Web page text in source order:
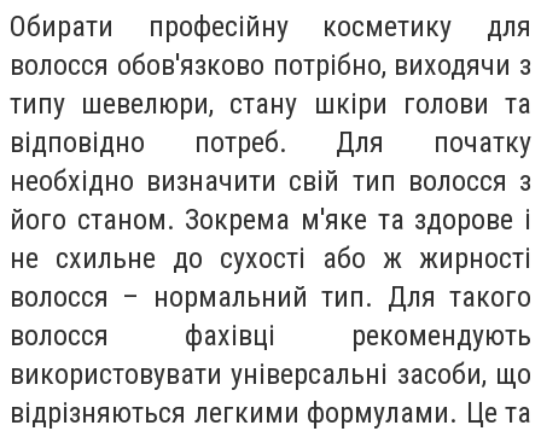
Обирати професійну косметику для
волосся обов'язково потрібно, виходячи з
типу шевелюри, стану шкіри голови та
відповідно потреб. Для початку
необхідно визначити свій тип волосся з
його станом. Зокрема м'яке та здорове і
не схильне до сухості або ж жирності
волосся – нормальний тип. Для такого
волосся фахівці рекомендують
використовувати універсальні засоби, що
відрізняються легкими формулами. Це та